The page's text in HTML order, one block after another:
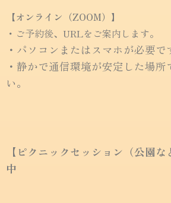
【オンライン（ZOOM）】
・ご予約後、URLをご案内します。
・パソコンまたはスマホが必要で
・静かで通信環境が安定した場所
い。
【ピクニックセッション（公園
中